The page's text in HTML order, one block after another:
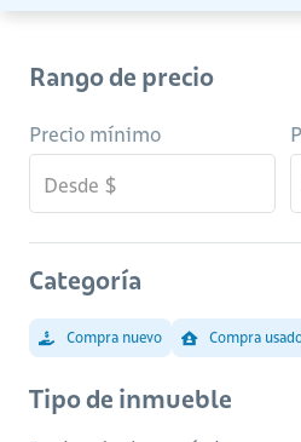
Rango de precio
Precio mínimo
Categoría
Compra nuevo Compra
Tipo de inmueble